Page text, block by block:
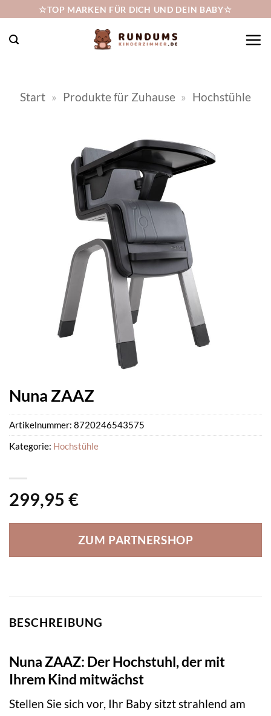
springen
☆TOP MARKEN FÜR DICH UND DEIN BABY☆
Start » Produkte für Zuhause » Hochstühle
Nuna ZAAZ
299,95 €
ZUM PARTNERSHOP
Artikelnummer: 8720246543575
Kategorie: Hochstühle
BESCHREIBUNG
Nuna ZAAZ: Der Hochstuhl, der mit
Ihrem Kind mitwächst
Stellen Sie sich vor, Ihr Baby sitzt strahlend am